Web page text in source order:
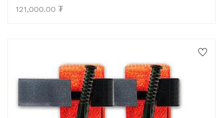
121,000.00 ₮